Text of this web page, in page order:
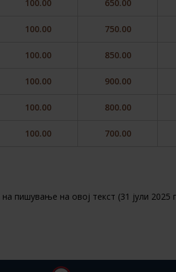
100.00 650.00
100.00 750.00
100.00 850.00
100.00 900.00
100.00 800.00
100.00 700.00
пишување на овој текст (31 јули